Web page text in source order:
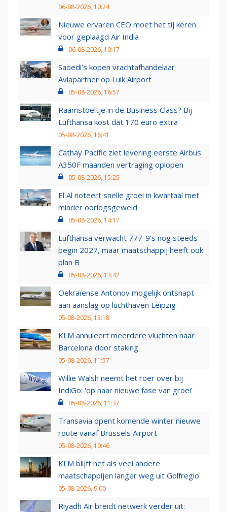
06-08-2026, 10:24
Nieuwe ervaren CEO moet het tij keren
voor geplaagd Air India
06-08-2026, 10:17
Saoedi’s kopen vrachtafhandelaar
Aviapartner op Luik Airport
05-08-2026, 16:57
Raamstoeltje in de Business Class? Bij
Lufthansa kost dat 170 euro extra
05-08-2026, 16:41
Cathay Pacific ziet levering eerste Airbus
A350F maanden vertraging oplopen
05-08-2026, 15:25
El Al noteert snelle groei in kwartaal met
minder oorlogsgeweld
05-08-2026, 14:17
Lufthansa verwacht 777-9’s nog steeds
begin 2027, maar maatschappij heeft ook
plan B
05-08-2026, 13:42
Oekraïense Antonov mogelijk ontsnapt
aan aanslag op luchthaven Leipzig
05-08-2026, 13:18
KLM annuleert meerdere vluchten naar
Barcelona door staking
05-08-2026, 11:57
Willie Walsh neemt het roer over bij
IndiGo: 'op naar nieuwe fase van groei'
05-08-2026, 11:37
Transavia opent komende winter nieuwe
route vanaf Brussels Airport
05-08-2026, 10:46
KLM blijft net als veel andere
maatschappijen langer weg uit Golfregio
05-08-2026, 9:00
Riyadh Air breidt netwerk verder uit: